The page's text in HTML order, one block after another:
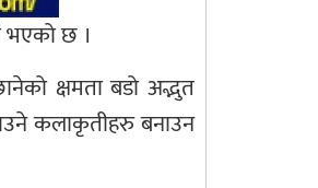
भएको छ ।
क्षमता बडो अद्भुत
कलाकृतीहरु बनाउन